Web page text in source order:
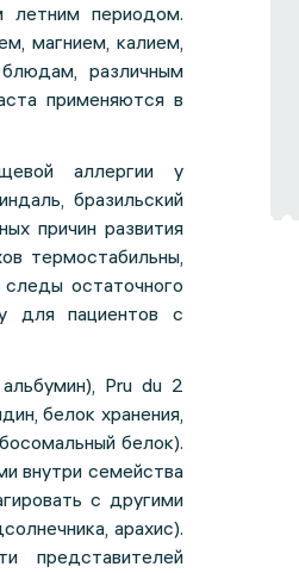
летним периодом.
магнием, калием,
различным
применяются в
аллергии у
бразильский
причин развития
термостабильны,
остаточного
для пациентов с
Pru du 2
белок хранения,
белок).
внутри семейства
с другими
арахис).
представителей